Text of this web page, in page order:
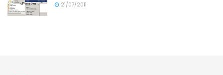
21/07/2011